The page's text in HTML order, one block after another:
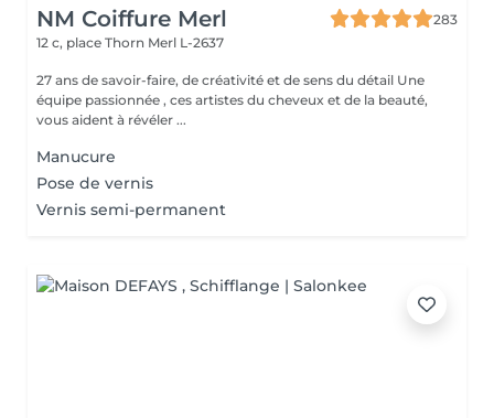
NM Coiffure Merl
283
12 c, place Thorn Merl L-2637
27 ans de savoir-faire, de créativité et de sens du détail Une
équipe passionnée , ces artistes du cheveux et de la beauté,
vous aident à révéler ...
Manucure
Pose de vernis
Vernis semi-permanent